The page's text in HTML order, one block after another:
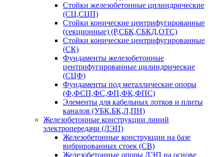
Стойки железобетонные цилиндрические
(СЦ,СЦП)
Стойки конические центрифугированные
(секционные) (Р,СБК,СБКД,ОТС)
Стойки конические центрифугированные
(СК)
Фундаменты железобетонные
центрифугированные цилиндрические
(СЦФ)
Фундаменты под металлические опоры
(Ф,ФСП,ФС,ФП,ФК,ФПС)
Элементы для кабельных лотков и плиты
каналов (УБК.БК,Л,ПН)
Железобетонные конструкции линий
электропередачи (ЛЭП)
Железобетонные конструкции на базе
вибрированных стоек (СВ)
Железобетонные опоры ЛЭП на основе